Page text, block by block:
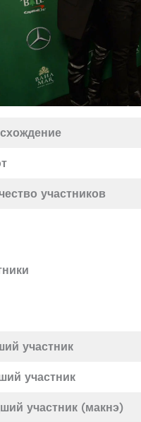
участников
участник
участник
участник (макнэ)